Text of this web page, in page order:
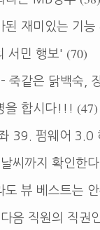
된 재미있는 기능
서민 행보' (70)
죽같은 닭백숙,
을 합시다!!! (47)
39. 펌웨어 3.0
씨까지 확인한
도 뷰 베스트는
음 직원의 직권